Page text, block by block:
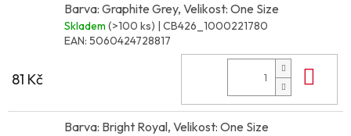
Barva: Graphite Grey, Velikost: One Size
Skladem (>100 ks) | CB426_1000221780
EAN: 5060424728817
81 Kč
Barva: Bright Royal, Velikost: One Size